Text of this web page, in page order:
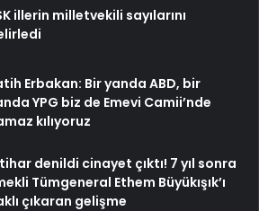
illerin milletvekili sayılarını
Erbakan: Bir yanda ABD, bir
YPG biz de Emevi Camii’nde
kılıyoruz
denildi cinayet çıktı! 7 yıl sonra
Tümgeneral Ethem Büyükışık’ı
çıkaran gelişme